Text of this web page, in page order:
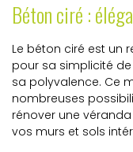
Béton ciré :
Le béton ciré est un
pour sa simplicité
sa polyvalence. Ce
nombreuses
rénover une
vos murs et sols